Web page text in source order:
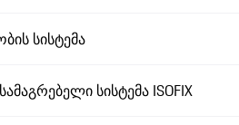
სისტემა
სისტემა ISOFIX